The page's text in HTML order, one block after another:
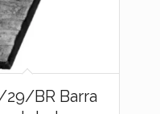
29/BR Barra